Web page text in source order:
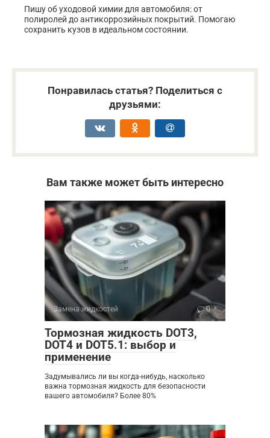
Пишу об уходовой химии для автомобиля: от
полиролей до антикоррозийных покрытий. Помогаю
сохранить кузов в идеальном состоянии.
Понравилась статья? Поделиться с
друзьями:
Вам также может быть интересно
Замена жидкостей 0
Тормозная жидкость DOT3,
DOT4 и DOT5.1: выбор и
применение
Задумывались ли вы когда-нибудь, насколько
важна тормозная жидкость для безопасности
вашего автомобиля? Более 80%